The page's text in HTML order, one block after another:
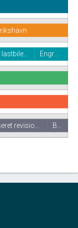
lastbile… Engr…
revisio… B…